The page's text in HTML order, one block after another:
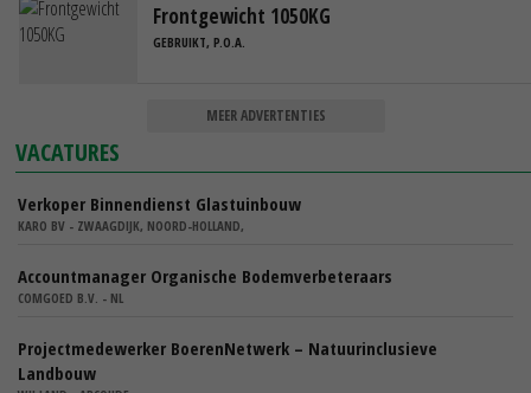
Frontgewicht 1050KG
GEBRUIKT, P.O.A.
MEER ADVERTENTIES
VACATURES
Verkoper Binnendienst Glastuinbouw
KARO BV - ZWAAGDIJK, NOORD-HOLLAND,
Accountmanager Organische Bodemverbeteraars
COMGOED B.V. - NL
Projectmedewerker BoerenNetwerk – Natuurinclusieve
Landbouw